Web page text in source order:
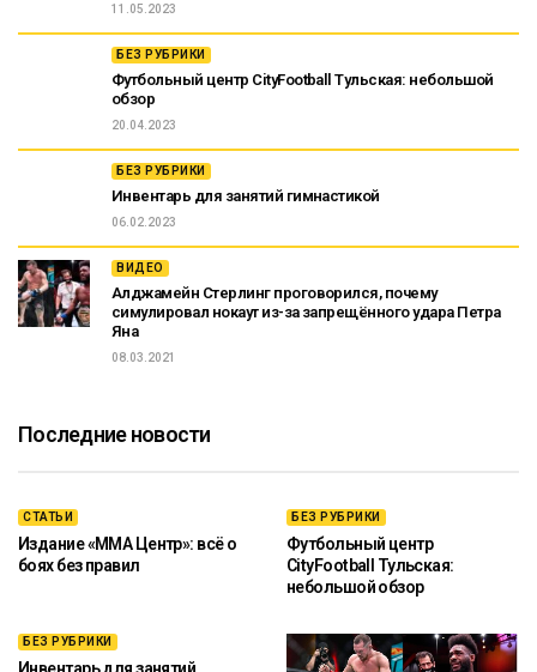
11.05.2023
БЕЗ РУБРИКИ
Футбольный центр CityFootball Тульская: небольшой
обзор
20.04.2023
БЕЗ РУБРИКИ
Инвентарь для занятий гимнастикой
06.02.2023
ВИДЕО
Алджамейн Стерлинг проговорился, почему
симулировал нокаут из-за запрещённого удара Петра
Яна
08.03.2021
Последние новости
СТАТЬИ
Издание «ММА Центр»: всё о
боях без правил
БЕЗ РУБРИКИ
Футбольный центр
CityFootball Тульская:
небольшой обзор
БЕЗ РУБРИКИ
Инвентарь для занятий